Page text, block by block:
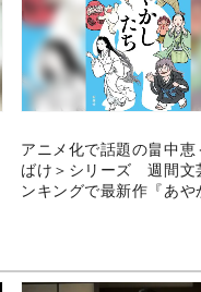
アニメ化で話題の畠中恵
ばけ＞シリーズ 週間文
ンキングで最新作『あや